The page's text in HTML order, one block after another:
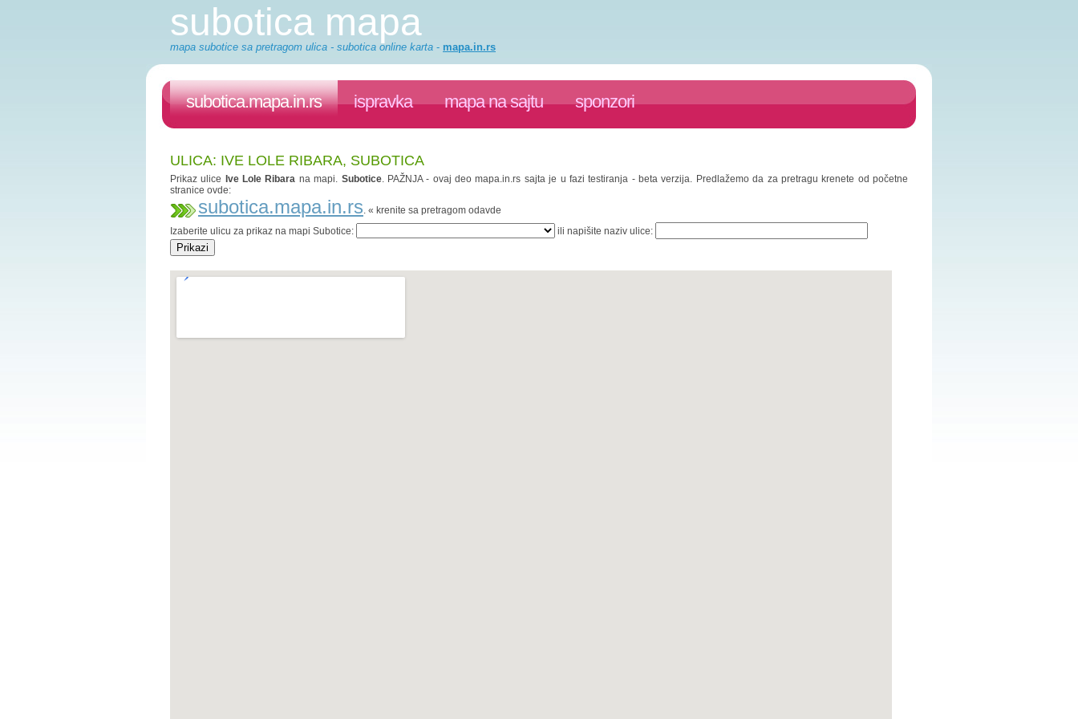
subotica mapa
mapa subotice sa pretragom ulica - subotica online karta - mapa.in.rs
subotica.mapa.in.rs ispravka mapa na sajtu sponzori
ULICA: IVE LOLE RIBARA, SUBOTICA
Prikaz ulice Ive Lole Ribara na mapi. Subotice. PAŽNJA - ovaj deo mapa.in.rs sajta je u fazi testiranja - beta verzija. Predlažemo da za pretragu krenete od početne
stranice ovde:
subotica.mapa.in.rs. « krenite sa pretragom odavde
Izaberite ulicu za prikaz na mapi Subotice:
ili napišite naziv ulice: